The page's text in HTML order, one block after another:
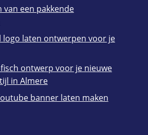
van een pakkende
logo laten ontwerpen voor je
ontwerp voor je nieuwe
in Almere
banner laten maken